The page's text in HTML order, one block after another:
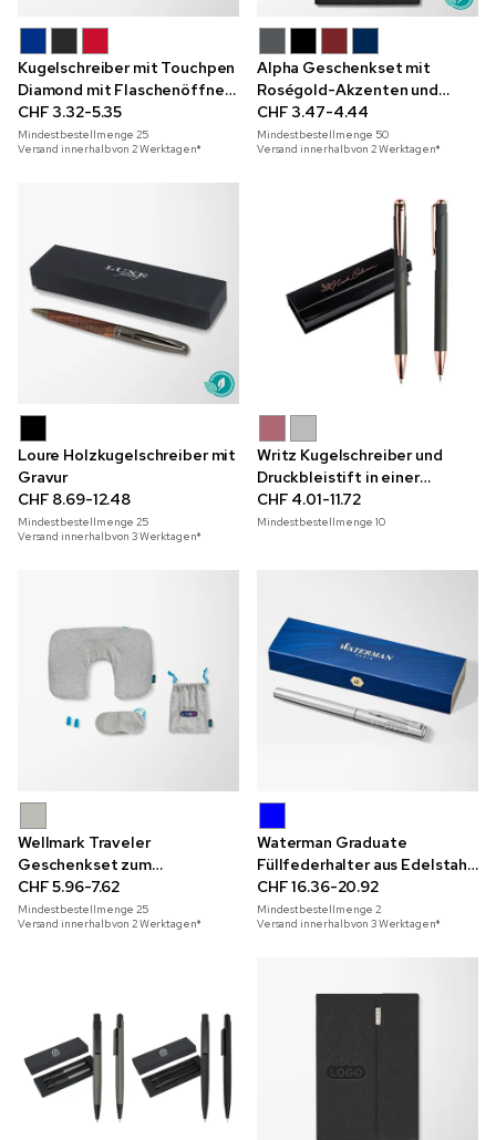
Kugelschreiber mit Touchpen
Diamond mit Flaschenöffner
und Gravur im Geschenkset
CHF 3.32-5.35
Mindestbestellmenge25
Versand innerhalb von 2 Werktagen*
Alpha Geschenkset mit
Roségold-Akzenten und
Rautenmuster-Box
CHF 3.47-4.44
Mindestbestellmenge 50
Versand innerhalb von 2 Werktagen*
Loure Holzkugelschreiber mit
Gravur
CHF 8.69-12.48
Mindestbestellmenge25
Versand innerhalb von 3 Werktagen*
Writz Kugelschreiber und
Druckbleistift in einer
Geschenkschachtel
CHF 4.01-11.72
Mindestbestellmenge10
Wellmark Traveler
Geschenkset zum
Entspannen mit Vollfarbdruck
CHF 5.96-7.62
Mindestbestellmenge25
Versand innerhalb von 2 Werktagen*
Waterman Graduate
Füllfederhalter aus Edelstahl
mit Gravur
CHF 16.36-20.92
Mindestbestellmenge2
Versand innerhalb von 3 Werktagen*